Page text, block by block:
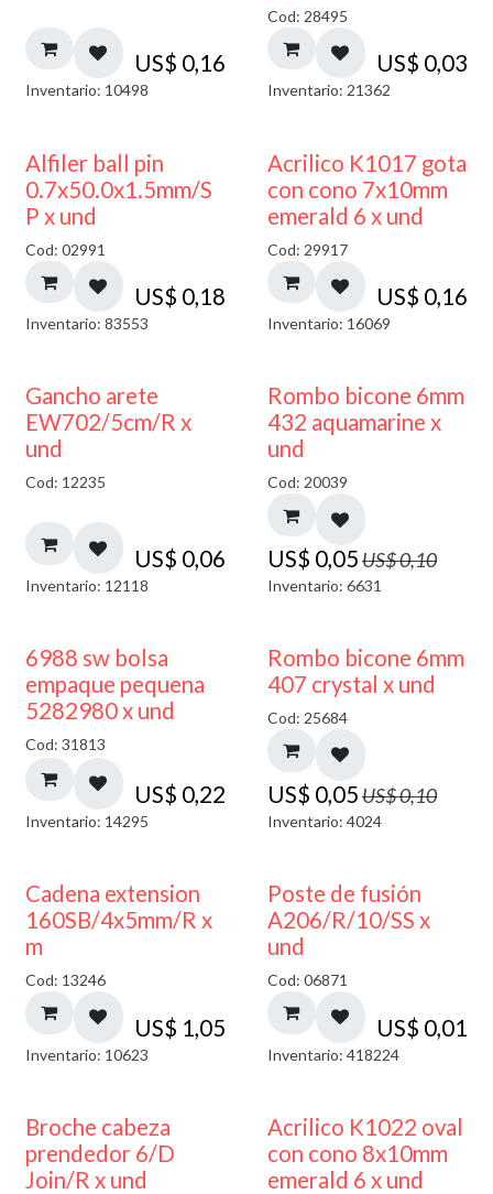
US$ 0,16
Inventario: 10498
Cod: 28495
US$ 0,03
Inventario: 21362
Alfiler ball pin
0.7x50.0x1.5mm/S
P x und
Cod: 02991
US$ 0,18
Inventario: 83553
Acrilico K1017 gota
con cono 7x10mm
emerald 6 x und
Cod: 29917
US$ 0,16
Inventario: 16069
Gancho arete
EW702/5cm/R x
und
Cod: 12235
US$ 0,06
Inventario: 12118
50% DESCUENTO
Rombo bicone 6mm
432 aquamarine x
und
Cod: 20039
US$ 0,05US$0,10
Inventario: 6631
6988 sw bolsa
empaque pequena
5282980 x und
Cod: 31813
US$ 0,22
Inventario: 14295
50% DESCUENTO
Rombo bicone 6mm
407 crystal x und
Cod: 25684
US$ 0,05US$0,10
Inventario: 4024
Cadena extension
160SB/4x5mm/R x
m
Cod: 13246
US$ 1,05
Inventario: 10623
Poste de fusión
A206/R/10/SS x
und
Cod: 06871
US$ 0,01
Inventario: 418224
Broche cabeza
prendedor 6/D
Join/R x und
Acrilico K1022 oval
con cono 8x10mm
emerald 6 x und